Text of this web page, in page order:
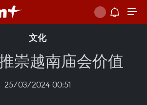
文化
崇越南庙会价值
25/03/2024 00:51